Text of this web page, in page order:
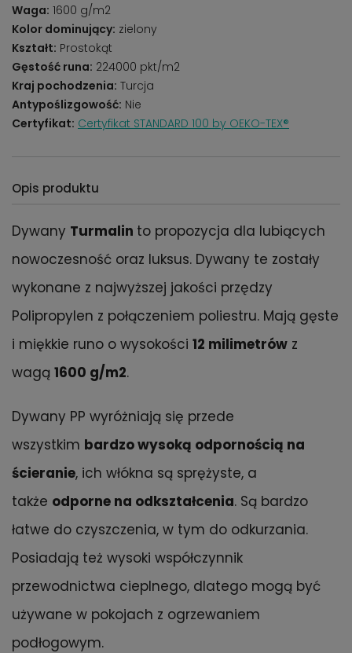
Waga: 1600 g/m2
Kolor dominujący: zielony
Kształt: Prostokąt
Gęstość runa: 224000 pkt/m2
Kraj pochodzenia: Turcja
Antypoślizgowość: Nie
Certyfikat: Certyfikat STANDARD 100 by OEKO-TEX®
Opis produktu
Dywany Turmalin to propozycja dla lubiących
nowoczesność oraz luksus. Dywany te zostały
wykonane z najwyższej jakości przędzy
Polipropylen z połączeniem poliestru. Mają gęste
i miękkie runo o wysokości 12 milimetrów z
wagą 1600 g/m2.
Dywany PP wyróżniają się przede
wszystkim bardzo wysoką odpornością na
ścieranie, ich włókna są sprężyste, a
także odporne na odkształcenia. Są bardzo
łatwe do czyszczenia, w tym do odkurzania.
Posiadają też wysoki współczynnik
przewodnictwa cieplnego, dlatego mogą być
używane w pokojach z ogrzewaniem
podłogowym.